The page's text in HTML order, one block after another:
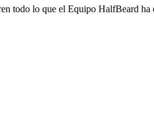
todo lo que el Equipo HalfBeard